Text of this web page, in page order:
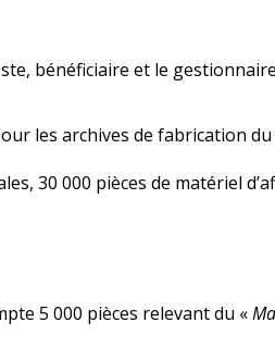
bénéficiaire et le
les archives de fabrication
30 000 pièces de matériel
5 000 pièces relevant du «